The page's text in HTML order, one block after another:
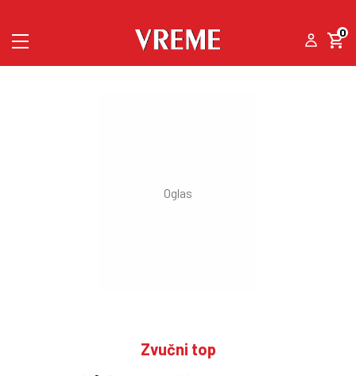
0
Zvučni top